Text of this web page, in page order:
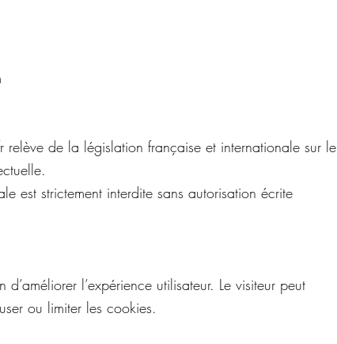
relève de la législation française et internationale sur le
est strictement interdite sans autorisation écrite
l’expérience utilisateur. Le visiteur peut
ou limiter les cookies.